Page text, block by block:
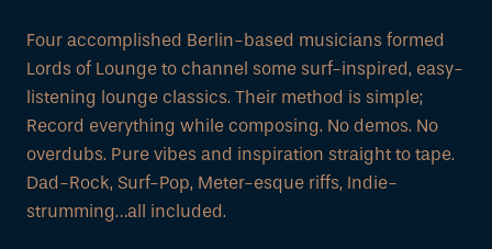
Four accomplished Berlin-based musicians formed
Lords of Lounge to channel some surf-inspired, easy-
listening lounge classics. Their method is simple;
Record everything while composing. No demos. No
overdubs. Pure vibes and inspiration straight to tape.
Dad-Rock, Surf-Pop, Meter-esque riffs, Indie-
strumming…all included.